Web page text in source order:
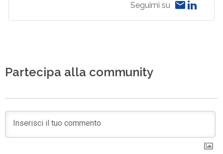
Seguimi su
Partecipa alla community